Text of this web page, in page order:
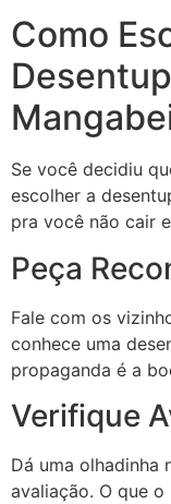
Como
Se você decidiu
escolher a
pra você não cair
Peça
Fale com os
conhece uma
propaganda é a
Verifique
Dá uma olhadinha
avaliação. O que